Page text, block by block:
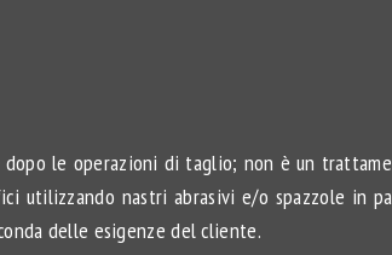
le operazioni di taglio; non è un
utilizzando nastri abrasivi e/o spazzole in
delle esigenze del cliente.